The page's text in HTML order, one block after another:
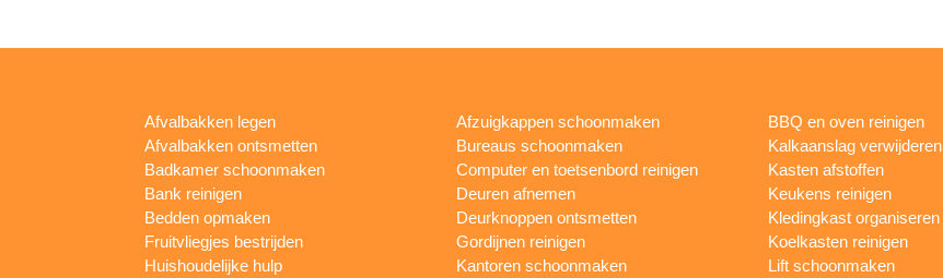
Afvalbakken legen
Afvalbakken ontsmetten
Badkamer schoonmaken
Bank reinigen
Bedden opmaken
Fruitvliegjes bestrijden
Huishoudelijke hulp
Afzuigkappen schoonmaken
Bureaus schoonmaken
Computer en toetsenbord reinigen
Deuren afnemen
Deurknoppen ontsmetten
Gordijnen reinigen
Kantoren schoonmaken
BBQ en oven reinigen
Kalkaanslag verwijderen
Kasten afstoffen
Keukens reinigen
Kledingkast organiseren
Koelkasten reinigen
Lift schoonmaken